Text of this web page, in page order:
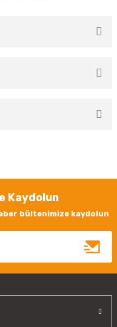
Kaydolun
bültenimize kaydolun